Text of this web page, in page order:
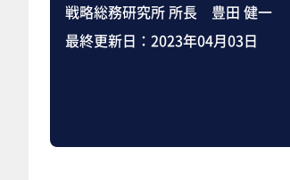
戦略総務研究所 所長 豊田 健一
最終更新日： 2023年04月03日